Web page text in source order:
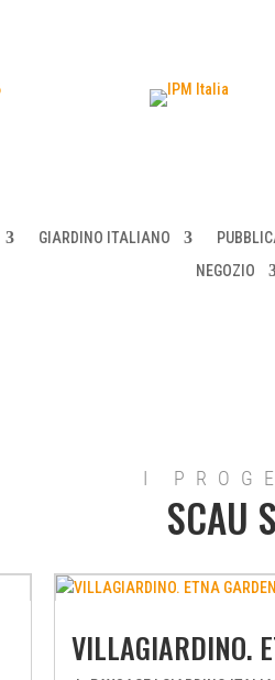
GIARDINO ITALIANO
NEGOZIO
I
SCAU
VILLAGIARDINO.